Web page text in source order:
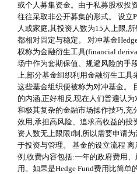
或个人募集资金。由于私募股权投
往往采取非公开募集的形式。 设立
人或家庭,其投资人数为15人上限,
都相对固定与稳定。 对冲基金
权称为金融衍生工具(financial
场中作为套期保值、规避风险的手
上,部分基金组织利用金融衍生工具
这些基金组织便被称为对冲基金。
的内涵,正好相反,现在人们普遍认
和极其复杂的金融市场操作技巧,充
效用,承担高风险、追求高收益的投
资人数无上限限f制,所以需要申请为
于投资与管理。 基金的设立流程
例,收费内容包括:一年的政府费用
用。如果是Hedge Fund费用比简单